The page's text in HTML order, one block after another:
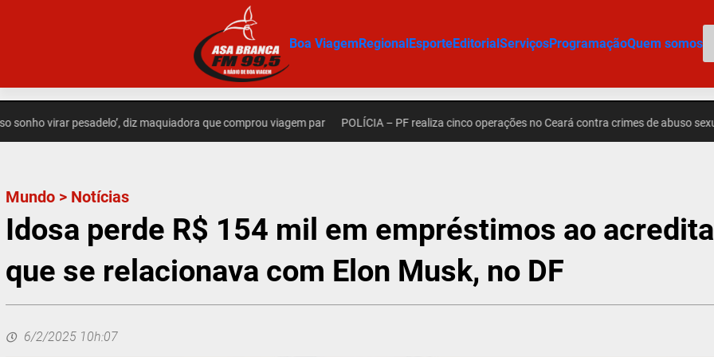
Boa ViagemRegionalEsporteEditorialServiçosProgramaçãoQuem somos
virar pesadelo’, diz maquiadora que comprou viagem par POLÍCIA – PF realiza cinco operações no Ceará contra crimes de abuso sexual
Mundo > Notícias
Idosa perde R$ 154 mil em empréstimos ao
que se relacionava com Elon Musk, no DF
6/2/2025 10h:07